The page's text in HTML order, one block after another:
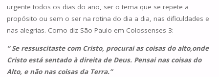
urgente todos os dias do ano, ser o tema que se repete a
propósito ou sem o ser na rotina do dia a dia, nas dificuldades e
nas alegrias. Como diz São Paulo em Colossenses 3:
“ Se ressuscitaste com Cristo, procurai as coisas do alto,onde
Cristo está sentado à direita de Deus. Pensai nas coisas do
Alto, e não nas coisas da Terra.”